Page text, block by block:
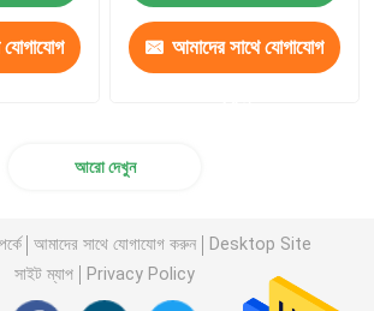
যোগাযোগ আমাদের সাথে যোগাযোগ
আরো দেখুন
আমাদের সাথে যোগাযোগ করুন
Desktop Site
সাইট ম্যাপ
Privacy Policy